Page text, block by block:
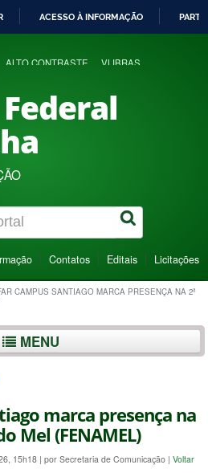
ACESSO À INFORMAÇÃO
ALTO CONTRASTE VLIBRAS
Contatos Editais Licitações
CAMPUS SANTIAGO MARCA PRESENÇA NA 2ª
MENU
marca presença na
Mel (FENAMEL)
15h18 | por Secretaria de Comunicação | Voltar